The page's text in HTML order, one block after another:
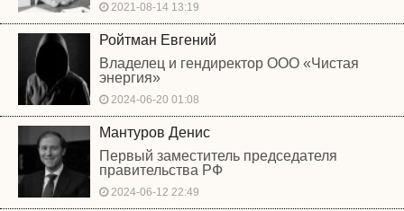
2021-08-14 13:19
Ройтман Евгений
Владелец и гендиректор ООО «Чистая
энергия»
2024-06-20 01:08
Мантуров Денис
Первый заместитель председателя
правительства РФ
2024-06-12 22:49